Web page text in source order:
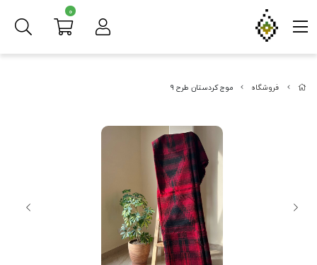
فروشگاه موج کردستان طرح ۹
0